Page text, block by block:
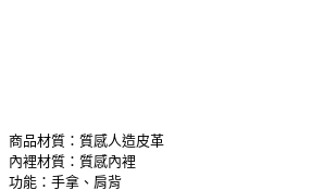
商品材質：質感人造皮革
內裡材質：質感內裡
功能：手拿、肩背